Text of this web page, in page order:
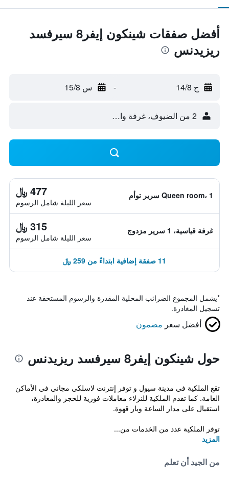
أفضل صفقات شينكون إيفر8 سيرفسد
ريزيدنس
ج 14/8 - س 15/8
2 من الضيوف، غرفة واحدة
Queen room، 1 سرير توأم 477 ﷼
سعر الليلة شامل الرسوم
غرفة قياسية، 1 سرير مزدوج 315 ﷼
سعر الليلة شامل الرسوم
11 صفقة إضافية ابتداءً من 259 ﷼
*يشمل المجموع الضرائب المحلية المقدرة والرسوم المستحقة عند
تسجيل المغادرة.
أفضل سعر مضمون
حول شينكون إيفر8 سيرفسد ريزيدنس
تقع الملكية في مدينة سيول و توفر إنترنت لاسلكي مجاني في الأماكن
العامة. كما تقدم الملكية للنزلاء معاملات فورية للحجز والمغادرة،
استقبال على مدار الساعة وبار قهوة.
توفر الملكية عدد من الخدمات من...
المزيد
من الجيد أن تعلم